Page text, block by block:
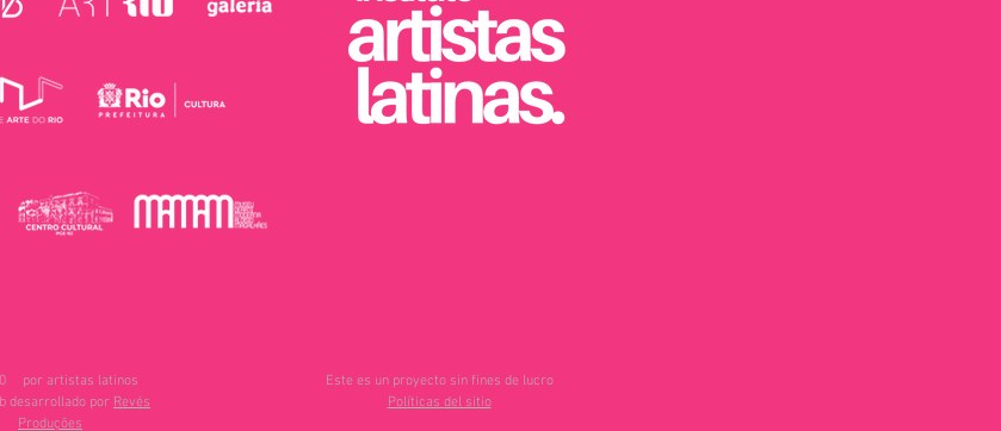
por artistas latinos
desarrollado por Revés
Produções
Este es un proyecto sin fines de lucro
Políticas del sitio